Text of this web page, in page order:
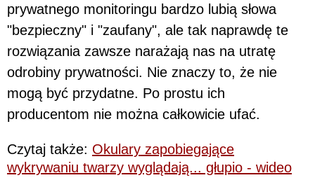
prywatnego monitoringu bardzo lubią słowa
"bezpieczny" i "zaufany", ale tak naprawdę te
rozwiązania zawsze narażają nas na utratę
odrobiny prywatności. Nie znaczy to, że nie
mogą być przydatne. Po prostu ich
producentom nie można całkowicie ufać.
Czytaj także: Okulary zapobiegające
wykrywaniu twarzy wyglądają... głupio - wideo